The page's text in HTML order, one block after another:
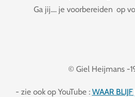
Ga jij.... je voorbereiden op
© Giel Heijmans -
- zie ook op YouTube : WAAR